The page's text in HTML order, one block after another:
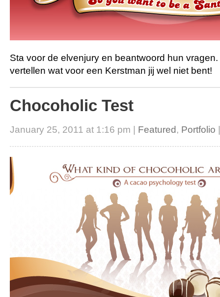
Sta voor de elvenjury en beantwoord hun
vertellen wat voor een Kerstman jij wel niet bent!
Chocoholic Test
January 25, 2011 at 1:16 pm | Featured , Portfolio